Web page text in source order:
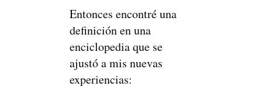
Entonces encontré una
definición en una
enciclopedia que se
ajustó a mis nuevas
experiencias: